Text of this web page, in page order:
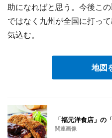
助になればと思う。今後こ
ではなく九州が全国に打っ
気込む。
地図
「福元洋食店」の
関連画像